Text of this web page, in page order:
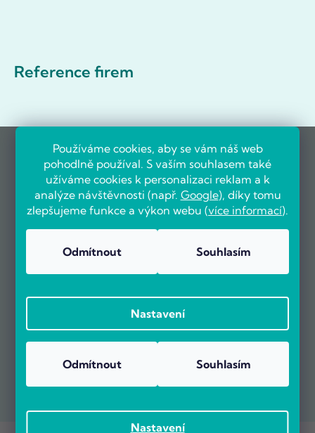
Používáme cookies, aby se vám náš web
pohodlně používal. S vaším souhlasem také
užíváme cookies k personalizaci reklam a k
analýze návštěvnosti (např. Google), díky tomu
zlepšujeme funkce a výkon webu (více informací).
Nastavení
Odmítnout Souhlasím
Nastavení
Odmítnout Souhlasím
Reference firem